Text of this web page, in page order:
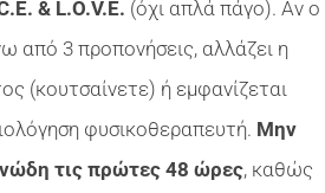
& L.O.V.E. (όχι απλά πάγο). Αν ο
από 3 προπονήσεις, αλλάζει η
(κουτσαίνετε) ή εμφανίζεται
φυσικοθεραπευτή. Μην
τις πρώτες 48 ώρες, καθώς